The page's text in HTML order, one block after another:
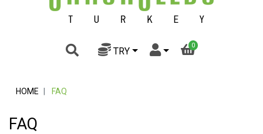
TRY
0
HOME FAQ
FAQ